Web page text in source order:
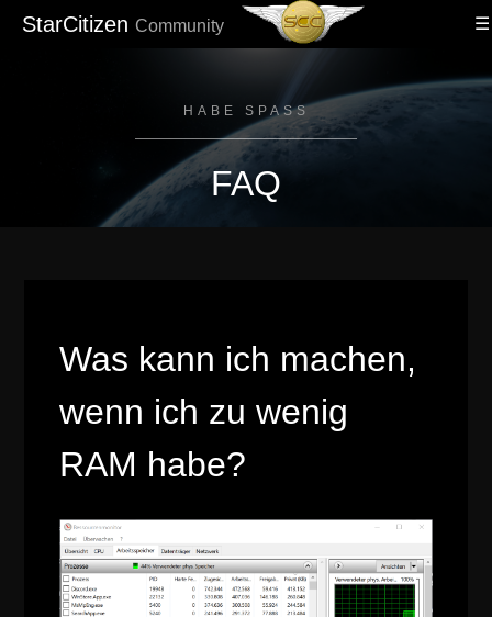
StarCitizen Community
HABE SPASS
FAQ
Was kann ich machen,
wenn ich zu wenig
RAM habe?